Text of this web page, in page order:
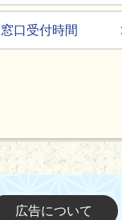
窓口受付時間
広告について